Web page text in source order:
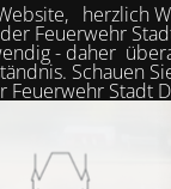
herzlich
Feuerwehr
- daher
Schauen
Feuerwehr Stadt